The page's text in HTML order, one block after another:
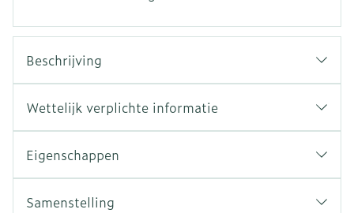
Beschrijving
Wettelijk verplichte informatie
Eigenschappen
Samenstelling